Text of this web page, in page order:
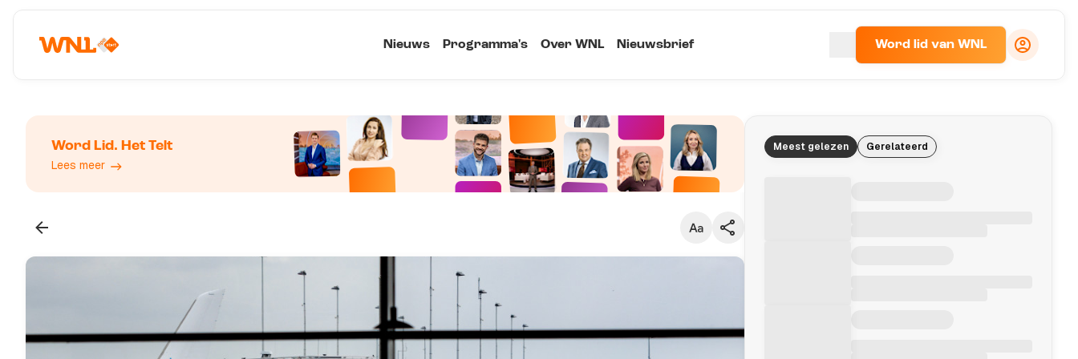
Nieuws Programma's Over WNL Nieuwsbrief Word lid van WNL
Word Lid. Het Telt
Lees meer
Groot
Meest gelezen Gerelateerd